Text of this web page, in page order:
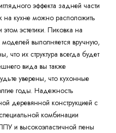
эффекта задней части
на кухне можно расположить
эстетики. Пиковка на
выполняется вручную,
что их структура всегда будет
вида вы также
уверены, что кухонные
годы. Надежность
деревянной конструкцией с
комбинации
и высокоэластичной пены